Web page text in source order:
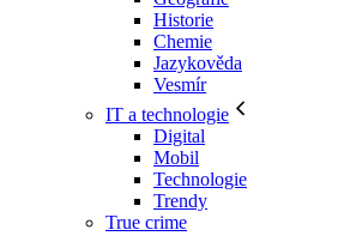
Historie
Chemie
Jazykověda
Vesmír
IT a technologie
Digital
Mobil
Technologie
Trendy
True crime